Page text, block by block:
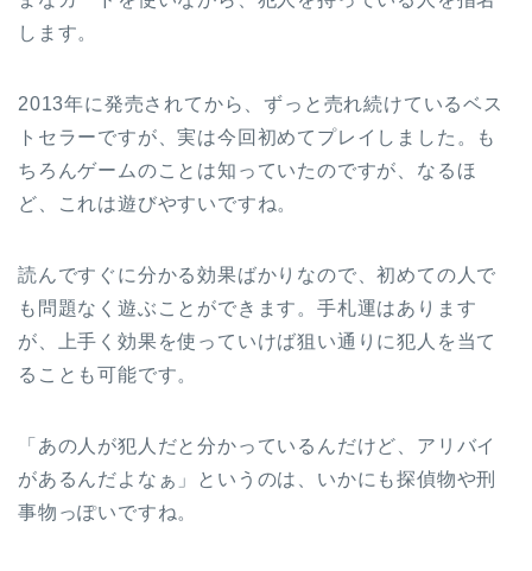
します。
2013年に発売されてから、ずっと売れ続けているベス
トセラーですが、実は今回初めてプレイしました。も
ちろんゲームのことは知っていたのですが、なるほ
ど、これは遊びやすいですね。
読んですぐに分かる効果ばかりなので、初めての人で
も問題なく遊ぶことができます。手札運はあります
が、上手く効果を使っていけば狙い通りに犯人を当て
ることも可能です。
「あの人が犯人だと分かっているんだけど、アリバイ
があるんだよなぁ」というのは、いかにも探偵物や刑
事物っぽいですね。